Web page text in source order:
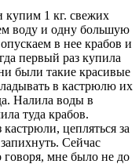
купим 1 кг. свежих
воду и одну большую
в нее крабов и
первый раз купила
были такие красивые
в кастрюлю их
Налила воды в
туда крабов.
цепляться за
Сейчас
мне было не до